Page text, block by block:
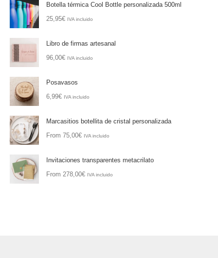
Botella térmica Cool Bottle personalizada 500ml
25,95€ IVA incluido
Libro de firmas artesanal
96,00€ IVA incluido
Posavasos
6,99€ IVA incluido
Marcasitios botellita de cristal personalizada
From 75,00€ IVA incluido
Invitaciones transparentes metacrilato
From 278,00€ IVA incluido